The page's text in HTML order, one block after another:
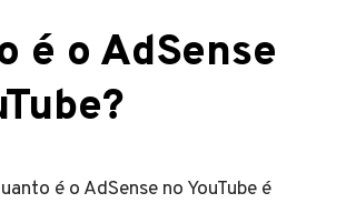
é o AdSense
é o AdSense no YouTube é